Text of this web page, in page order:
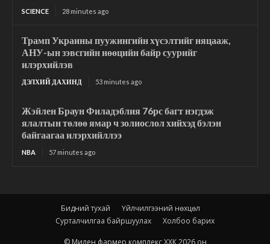
SCIENCE 28 minutes ago
Трамп Украины пуужингийн хүсэлтийг няцааж,
АНУ-ын зэвсгийн нөөцийн байр суурийг
илэрхийлэв
ДЭЛХИЙ ДАХИНД 53 minutes ago
Жэйлен Браун Филадэблия 76рс багт нэгдэж
ялалтын төлөө ямар ч золиослол хийхэд бэлэн
байгаагаа илэрхийллээ
NBA 57 minutes ago
Бидний тухай
Үйлчилгээний нөхцөл
Сурталчилгаа байршуулах
Холбоо барих
© Милен фармер комплекс ХХК 2026 он